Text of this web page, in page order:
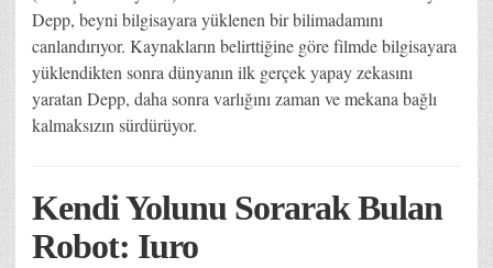
Depp, beyni bilgisayara yüklenen bir bilimadamını
canlandırıyor. Kaynakların belirttiğine göre filmde bilgisayara
yüklendikten sonra dünyanın ilk gerçek yapay zekasını
yaratan Depp, daha sonra varlığını zaman ve mekana bağlı
kalmaksızın sürdürüyor.
Kendi Yolunu Sorarak Bulan
Robot: Iuro